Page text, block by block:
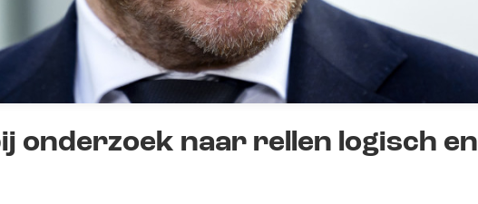
onderzoek naar rellen logisch en